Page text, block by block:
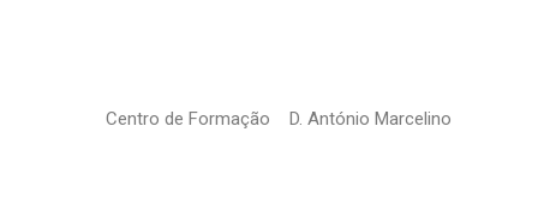
Centro de Formação D. António Marcelino